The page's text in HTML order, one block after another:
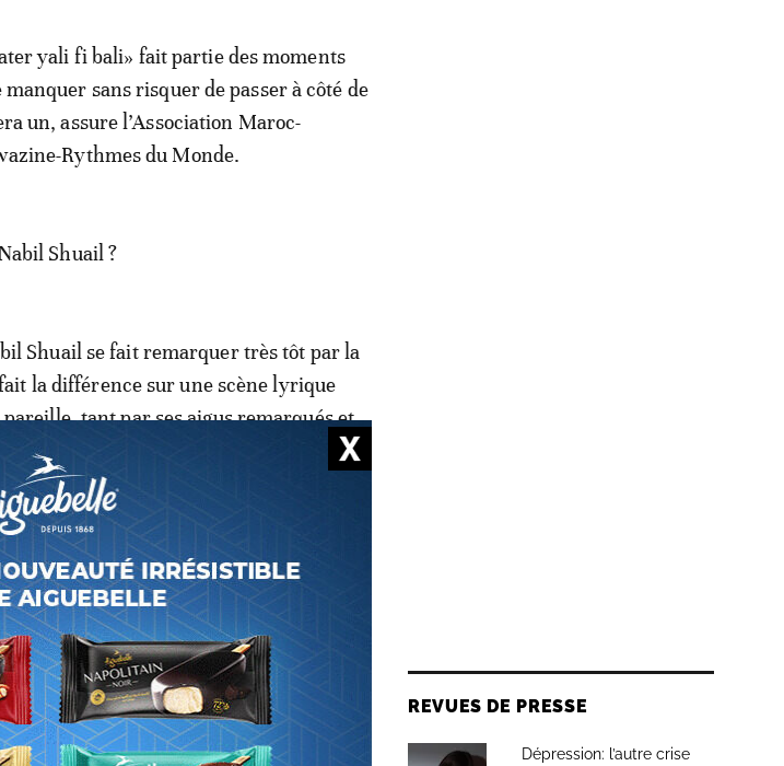
yali fi bali» fait partie des moments
sans risquer de passer à côté de
un, assure l’Association Maroc-
Rythmes du Monde.
Shuail ?
Shuail se fait remarquer très tôt par la
la différence sur une scène lyrique
tant par ses aigus remarqués et
ainsi que par sa touche
surnomme, et pas vraiment à tort, le
déconcertante à allier
chansons sont aujourd’hui sur
«El Moussameh Karim», «Min
…
REVUES DE PRESSE
Dépression: l’autre crise